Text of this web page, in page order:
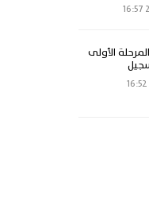
الأولى